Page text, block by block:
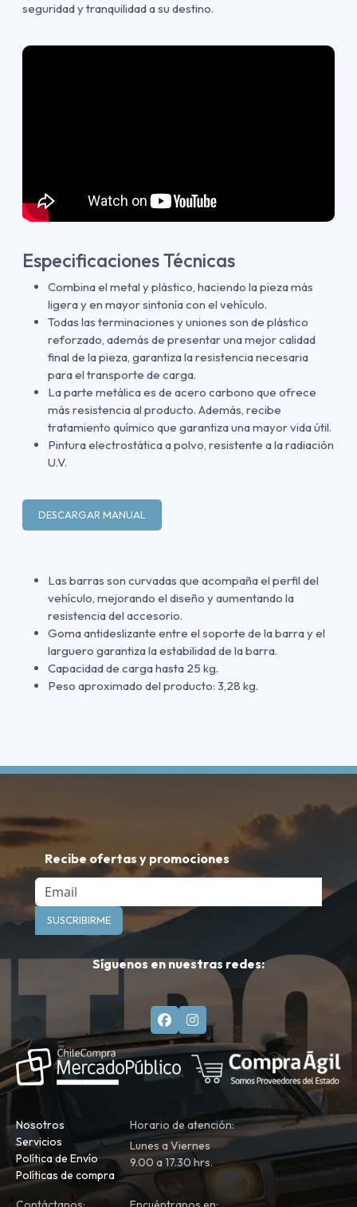
seguridad y tranquilidad a su destino.
Especificaciones Técnicas
Combina el metal y plástico, haciendo la pieza más
ligera y en mayor sintonía con el vehículo.
Todas las terminaciones y uniones son de plástico
reforzado, además de presentar una mejor calidad
final de la pieza, garantiza la resistencia necesaria
para el transporte de carga.
La parte metálica es de acero carbono que ofrece
más resistencia al producto. Además, recibe
tratamiento químico que garantiza una mayor vida útil.
Pintura electrostática a polvo, resistente a la radiación
U.V.
DESCARGAR MANUAL
Las barras son curvadas que acompaña el perfil del
vehículo, mejorando el diseño y aumentando la
resistencia del accesorio.
Goma antideslizante entre el soporte de la barra y el
larguero garantiza la estabilidad de la barra.
Capacidad de carga hasta 25 kg.
Peso aproximado del producto: 3,28 kg.
Recibe ofertas y promociones
Email
SUSCRIBIRME
Síguenos en nuestras redes:
Nosotros
Servicios
Política de Envío
Políticas de compra
Horario de atención:
Lunes a Viernes
9.00 a 17.30 hrs.